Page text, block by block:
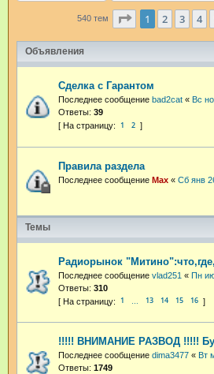
540 тем Страница из
1 2 3 4
Объявления
Сделка с Гарантом
Последнее сообщение bad2cat « Вс
Ответы: 39
1 2
Правила раздела
Последнее сообщение Max « Сб янв
Темы
Радиорынок
Последнее сообщение vlad251 « Пн
Ответы: 310
1 13 14 15 16
!!!!! ВНИМАНИЕ РАЗВОД !!!!!
Последнее сообщение dima3477 « Вт
Ответы: 1749